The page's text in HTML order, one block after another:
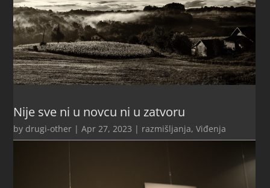
Nije sve ni u novcu ni u zatvoru
by drugi-other |Apr 27, 2023 | razmišljanja,Viđenja